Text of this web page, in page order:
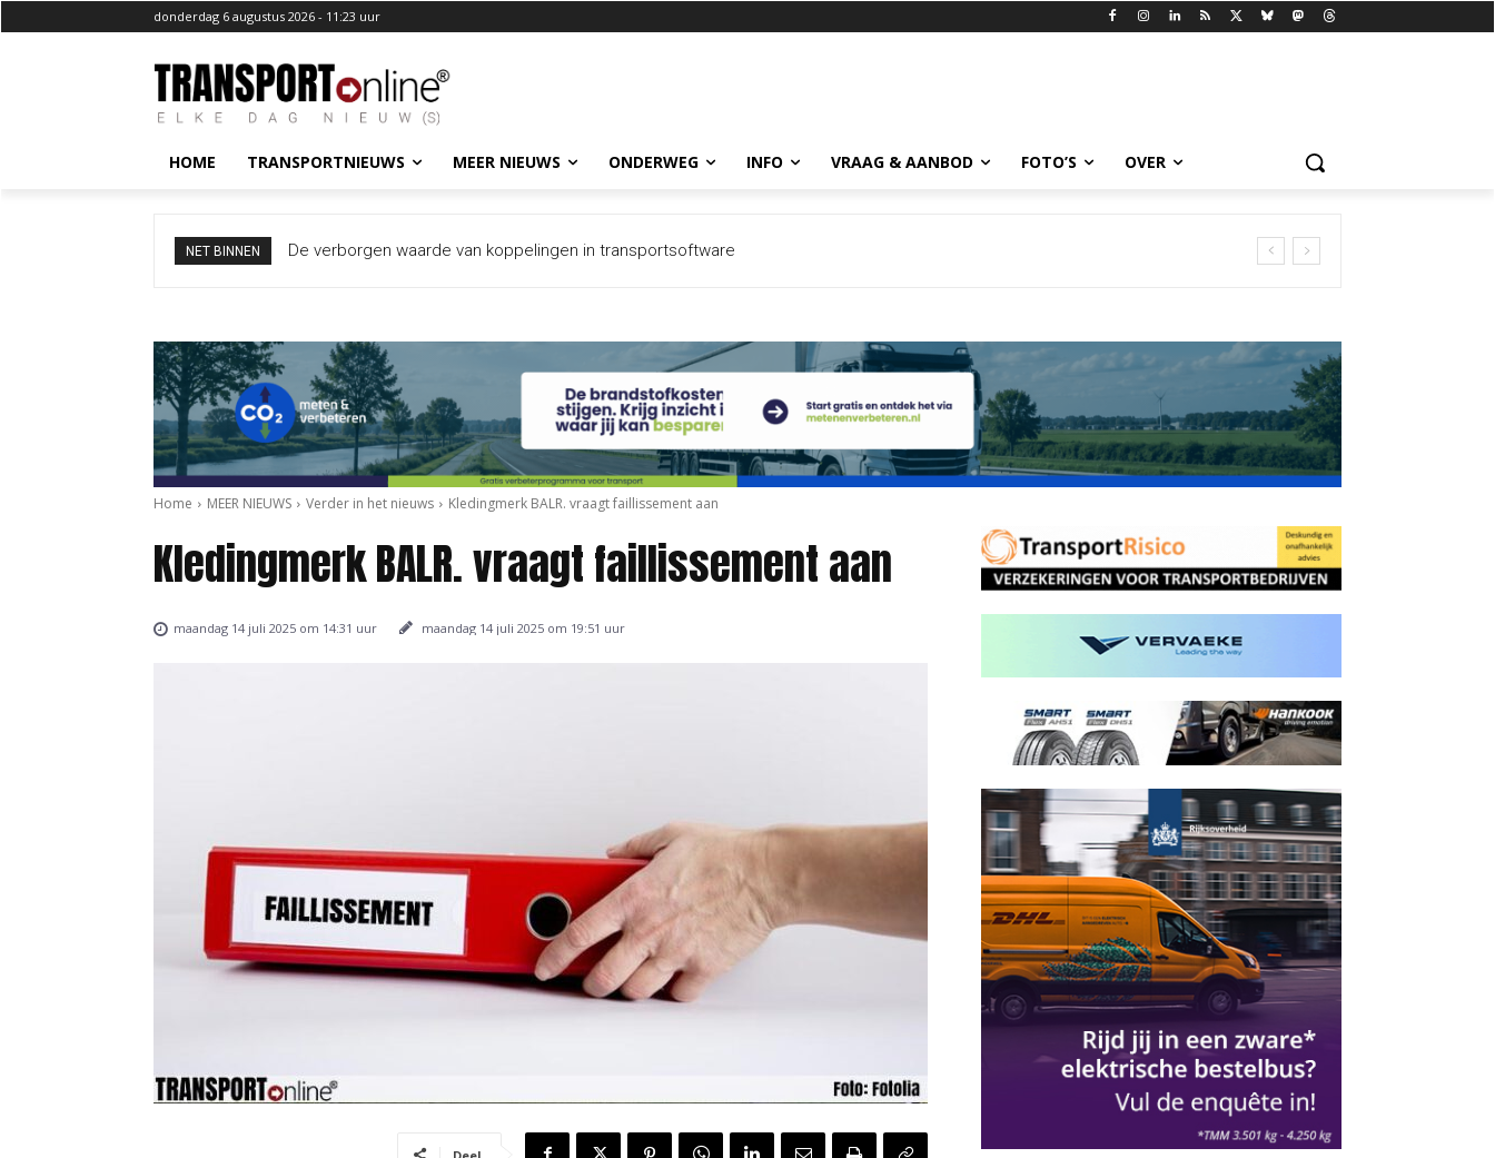
donderdag 6 augustus 2026 - 11:23 uur
HOME TRANSPORTNIEUWS MEER NIEUWS ONDERWEG INFO VRAAG & AANBOD FOTO’S OVER
NET BINNEN De verborgen waarde van koppelingen in transportsoftware
Ondernemersvertrouwen herstelt na forse dip, onzekerheid blijft
Home MEER NIEUWS Verder in het nieuws Kledingmerk BALR. vraagt faillissement aan
Kledingmerk BALR. vraagt faillissement aan
maandag 14 juli 2025 om 14:31 uur maandag 14 juli 2025 om 19:51 uur